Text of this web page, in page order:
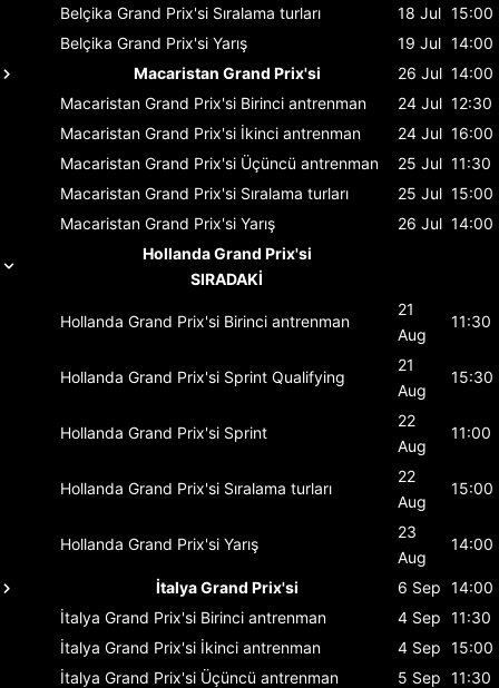
Belçika Grand Prix'si Sıralama turları 18 Jul 15:00
Belçika Grand Prix'si Yarış 19 Jul 14:00
Macaristan Grand Prix'si
26 Jul 14:00
Macaristan Grand Prix'si Birinci antrenman 24 Jul 12:30
Macaristan Grand Prix'si İkinci antrenman 24 Jul 16:00
Macaristan Grand Prix'si Üçüncü antrenman 25 Jul 11:30
Macaristan Grand Prix'si Sıralama turları 25 Jul 15:00
Macaristan Grand Prix'si Yarış 26 Jul 14:00
Hollanda Grand Prix'si
SIRADAKİ
Hollanda Grand Prix'si Birinci antrenman
21
Aug
11:30
Hollanda Grand Prix'si Sprint Qualifying
21
Aug
15:30
Hollanda Grand Prix'si Sprint
22
Aug
11:00
Hollanda Grand Prix'si Sıralama turları
22
Aug
15:00
Hollanda Grand Prix'si Yarış
23
Aug
14:00
İtalya Grand Prix'si 6 Sep 14:00
İtalya Grand Prix'si Birinci antrenman 4 Sep 11:30
İtalya Grand Prix'si İkinci antrenman 4 Sep 15:00
İtalya Grand Prix'si Üçüncü antrenman 5 Sep 11:30